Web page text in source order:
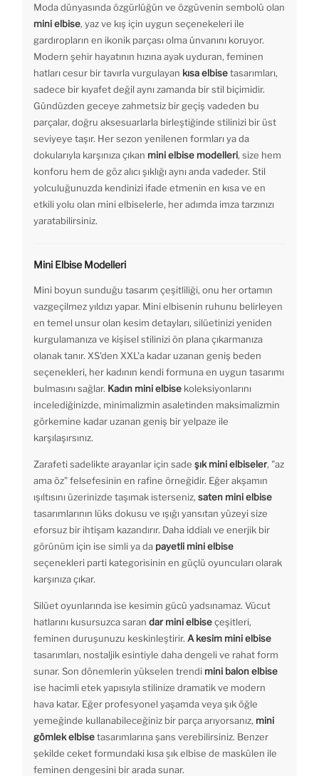
Moda dünyasında özgürlüğün ve özgüvenin sembolü olan
mini elbise, yaz ve kış için uygun seçenekeleri ile
gardıropların en ikonik parçası olma ünvanını koruyor.
Modern şehir hayatının hızına ayak uyduran, feminen
hatları cesur bir tavırla vurgulayan kısa elbisetasarımları,
sadece bir kıyafet değil aynı zamanda bir stil biçimidir.
Gündüzden geceye zahmetsiz bir geçiş vadeden bu
parçalar, doğru aksesuarlarla birleştiğinde stilinizi bir üst
seviyeye taşır. Her sezon yenilenen formları ya da
dokularıyla karşınıza çıkan mini elbise modelleri, size hem
konforu hem de göz alıcı şıklığı aynı anda vadeder. Stil
yolculuğunuzda kendinizi ifade etmenin en kısa ve en
etkili yolu olan mini elbiselerle, her adımda imza tarzınızı
yaratabilirsiniz.
Mini Elbise Modelleri
Mini boyun sunduğu tasarım çeşitliliği, onu her ortamın
vazgeçilmez yıldızı yapar. Mini elbisenin ruhunu belirleyen
en temel unsur olan kesim detayları, silüetinizi yeniden
kurgulamanıza ve kişisel stilinizi ön plana çıkarmanıza
olanak tanır. XS'den XXL'a kadar uzanan geniş beden
seçenekleri, her kadının kendi formuna en uygun tasarımı
bulmasını sağlar. Kadın mini elbise koleksiyonlarını
incelediğinizde, minimalizmin asaletinden maksimalizmin
görkemine kadar uzanan geniş bir yelpaze ile
karşılaşırsınız.
Zarafeti sadelikte arayanlar için sade şık mini elbiseler, "az
ama öz" felsefesinin en rafine örneğidir. Eğer akşamın
ışıltısını üzerinizde taşımak isterseniz, saten mini elbise
tasarımlarının lüks dokusu ve ışığı yansıtan yüzeyi size
eforsuz bir ihtişam kazandırır. Daha iddialı ve enerjik bir
görünüm için ise simli ya da payetli mini elbise
seçenekleri parti kategorisinin en güçlü oyuncuları olarak
karşınıza çıkar.
Silüet oyunlarında ise kesimin gücü yadsınamaz. Vücut
hatlarını kusursuzca saran dar mini elbiseçeşitleri,
feminen duruşunuzu keskinleştirir. A kesim mini elbise
tasarımları, nostaljik esintiyle daha dengeli ve rahat form
sunar. Son dönemlerin yükselen trendi mini balon elbise
ise hacimli etek yapısıyla stilinize dramatik ve modern
hava katar. Eğer profesyonel yaşamda veya şık öğle
yemeğinde kullanabileceğiniz bir parça arıyorsanız, mini
gömlek elbisetasarımlarına şans verebilirsiniz. Benzer
şekilde ceket formundaki kısa şık elbise de maskülen ile
feminen dengesini bir arada sunar.